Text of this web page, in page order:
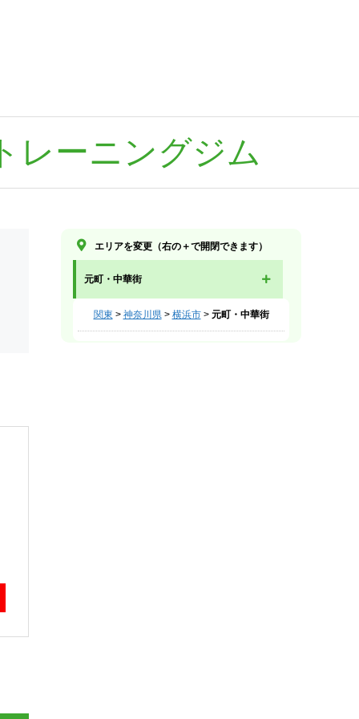
レーニングジム
エリアを変更（右の＋で開閉できます）
元町・中華街
関東 > 神奈川県> 横浜市> 元町・中華街